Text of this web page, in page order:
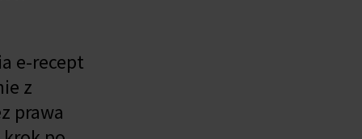
e-recept
z
prawa